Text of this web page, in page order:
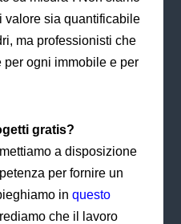
valore sia quantificabile
ma professionisti che
ogni immobile e per
gratis?
a disposizione
per fornire un
in questo
che il lavoro